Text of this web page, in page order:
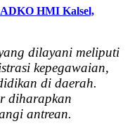
HMI Kalsel,
dilayani meliputi
kepegawaian,
di daerah.
diharapkan
antrean.